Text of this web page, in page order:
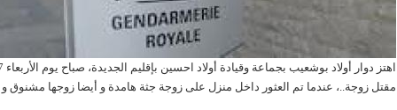
مقتل زوجة..، عندما تم العثور داخل منزل على زوجة جثة هامدة و أيضا زوجها مشنوق